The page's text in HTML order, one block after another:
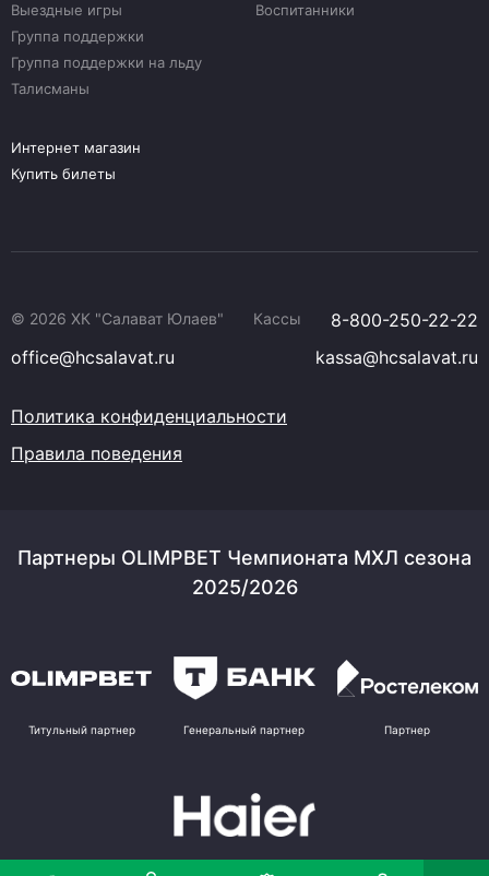
Выездные игры
Группа поддержки
Группа поддержки на льду
Талисманы
Воспитанники
Интернет магазин
Купить билеты
© 2026 ХК "Салават Юлаев" Кассы
8-800-250-22-22
office@hcsalavat.ru
kassa@hcsalavat.ru
Политика конфиденциальности
Правила поведения
Партнеры OLIMPBET Чемпионата МХЛ сезона
2025/2026
Титульный партнер Генеральный партнер Партнер